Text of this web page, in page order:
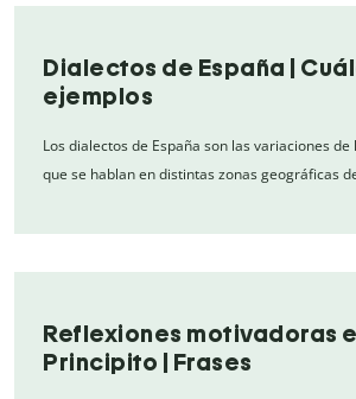
Dialectos de España |
ejemplos
Los dialectos de España son las variaciones
que se hablan en distintas zonas geográficas
Reflexiones motivadoras
Principito | Frases